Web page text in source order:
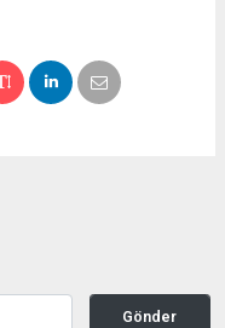
Gönder